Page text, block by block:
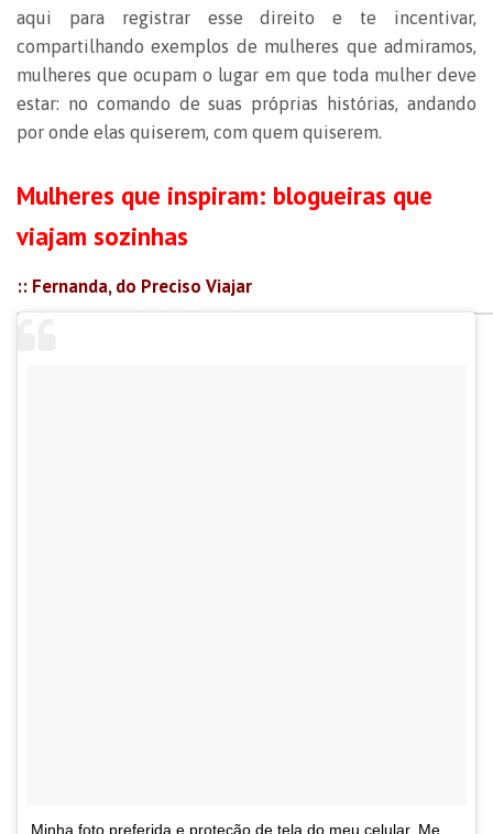
aqui para registrar esse direito e te incentivar,
compartilhando exemplos de mulheres que admiramos,
mulheres que ocupam o lugar em que toda mulher deve
estar: no comando de suas próprias histórias, andando
por onde elas quiserem, com quem quiserem.
Mulheres que inspiram: blogueiras que
viajam sozinhas
:: Fernanda, do Preciso Viajar
Minha foto preferida e proteção de tela do meu celular. Me